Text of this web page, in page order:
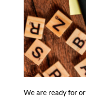
We are ready for